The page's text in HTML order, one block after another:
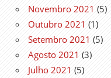
Novembro 2021 (5)
Outubro 2021 (1)
Setembro 2021 (5)
Agosto 2021 (3)
Julho 2021 (5)